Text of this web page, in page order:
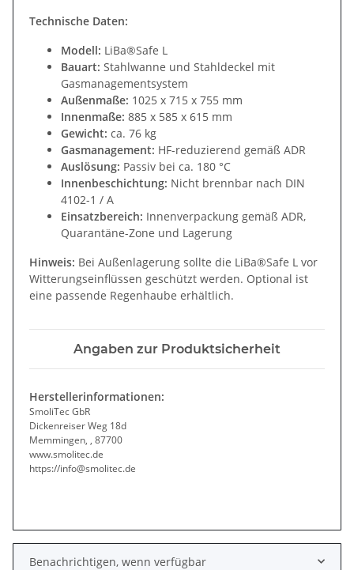
Technische Daten:
Modell: LiBa®Safe L
Bauart: Stahlwanne und Stahldeckel mit
Gasmanagementsystem
Außenmaße: 1025 x 715 x 755 mm
Innenmaße: 885 x 585 x 615 mm
Gewicht: ca. 76 kg
Gasmanagement: HF-reduzierend gemäß ADR
Auslösung: Passiv bei ca. 180 °C
Innenbeschichtung: Nicht brennbar nach DIN
4102-1 / A
Einsatzbereich: Innenverpackung gemäß ADR,
Quarantäne-Zone und Lagerung
Hinweis: Bei Außenlagerung sollte die LiBa®Safe L vor
Witterungseinflüssen geschützt werden. Optional ist
eine passende Regenhaube erhältlich.
Angaben zur Produktsicherheit
Herstellerinformationen:
SmoliTec GbR
Dickenreiser Weg 18d
Memmingen, , 87700
www.smolitec.de
https://info@smolitec.de
Benachrichtigen, wenn verfügbar